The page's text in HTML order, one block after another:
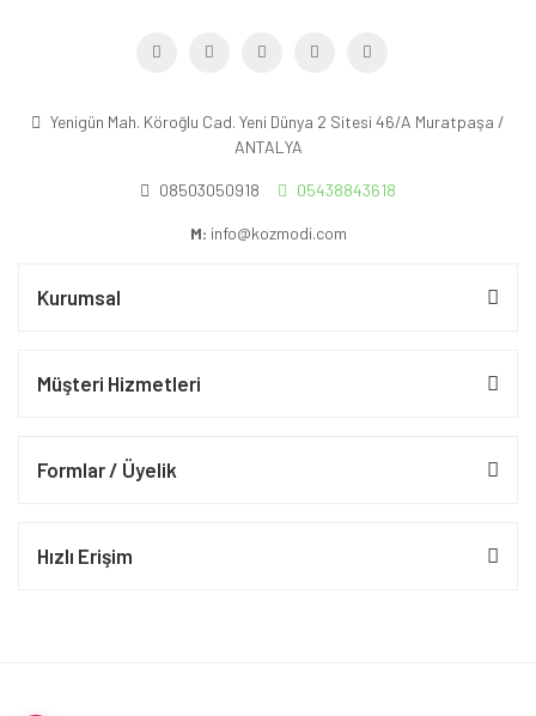
Yenigün Mah. Köroğlu Cad. Yeni Dünya 2 Sitesi 46/A Muratpaşa /
ANTALYA
08503050918 05438843618
M: info@kozmodi.com
Kurumsal
Müşteri Hizmetleri
Formlar / Üyelik
Hızlı Erişim